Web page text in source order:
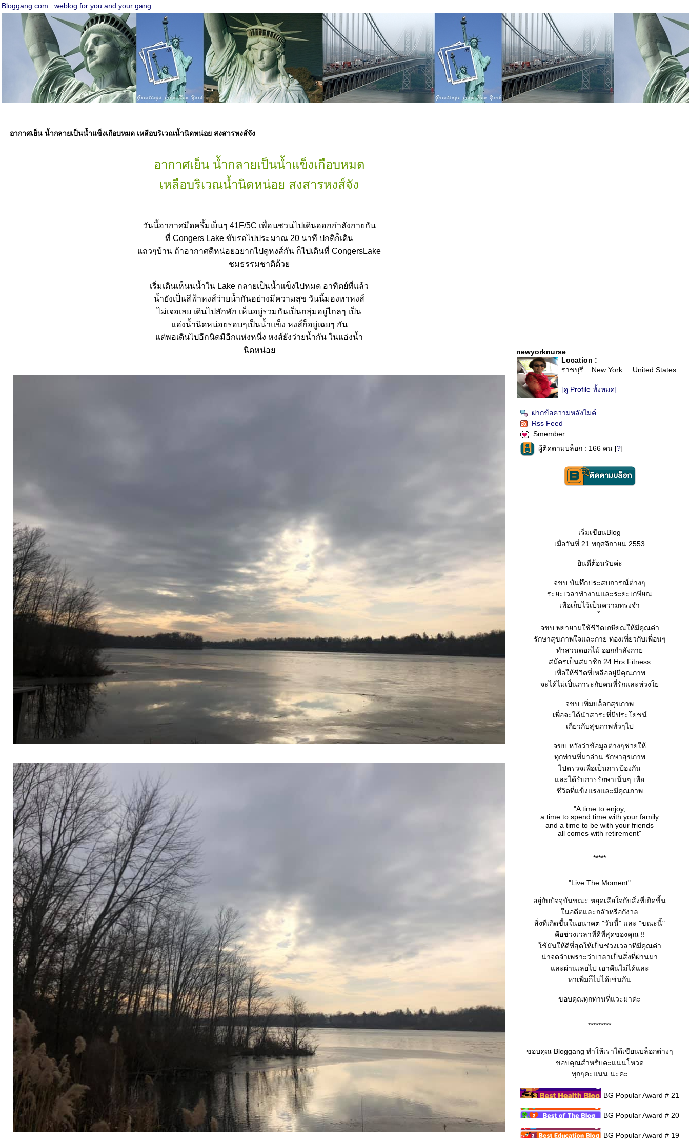
Bloggang.com : weblog for you and your gang
อากาศเย็น น้ำกลายเป็นน้ำแข็งเกือบหมด เหลือบริเวณน้ำนิดหน่อย สงสารหงส์จัง
อากาศเย็น น้ำกลายเป็นน้ำแข็งเกือบหมด
เหลือบริเวณน้ำนิดหน่อย สงสารหงส์จัง
วันนี้อากาศมืดครึ้มเย็นๆ 41F/5C เพื่อนชวนไปเดินออกกำลังกายกัน
ที่ Congers Lake ขับรถไปประมาณ 20 นาที ปกติก็เดิน
ถวๆบ้าน ถ้าอากาศดีหน่อยอยากไปดูหงส์กัน ก็ไปเดินที่ CongersLake
ชมธรรมชาติด้ว
เริ่มเดินเห็นนน้ำใน Lake กลายเป็นน้ำแข็งไปหมด อาทิตย์ที่แล้ว
น้ำยังเป็นสีฟ้าหงส์ว่ายน้ำกันอย่างมีความสุข วันนี้มองหาหงส์
ไม่เจอเลย เดินไปสักพัก เห็นอยู่รวมกันเป็นกลุ่มอยู่ไกลๆ เป็น
อ่งน้ำนิดหน่อยรอบๆเป็นน้ำแข็ง หงส์ก็อยู่เฉยๆ กัน
ต่พอเดินไปอีกนิดมีอีกแห่งหนี่ง หงส์ยังว่ายน้ำกัน ในแอ่งน้ำ
นิดหน่อ
newyorknurse
Location :
ราชบุรี .. New York ... United States
[ดู Profile ทั้งหมด]
ฝากข้อความหลังไมค์
Rss Feed
Smember
ผู้ติดตามบล็อก : 166 คน [?]
เริ่มเขียนBlog
เมื่อวันที่ 21 พฤศจิกายน 2553
ินดีต้อนรับค่ะ
จขบ.บันทึกประสบการณ์ต่างๆ
ระยะเวลาทำงานและระยะเกษียณ
เพื่อเก็บไว้เป็นความทรงจำ
จขบ.พยายามใช้ชีวิตเกษียณให้มีคุณค่า
รักษาสุขภาพใจและกาย ท่องเที่ยวกับเพื่อนๆ
ทำสวนดอกไม้ ออกกำลังกา
สมัครเป็นสมาชิก 24 Hrs Fitness
เพื่อให้ชีวิตที่เหลืออยู่มีคุณภาพ
จะได้ไม่เป็นภาระกับคนที่รักและห่วง
จขบ.เพิ่มบล็อกสุขภาพ
เพื่อจะได้นำสาระที่มีประโยชน์
เกี่ยวกับสุขภาพทั่วๆไป
จขบ.หวังว่าข้อมูลต่างๆช่วยให้
ทุกท่านที่มาอ่าน รักษาสุขภาพ
ไปตรวจเพื่อเป็นการป้องกัน
ละได้รับการรักษาเนิ่นๆ เพื่อ
ชีวิตที่แข็งแรงและมีคุณภาพ
"A time to enjoy,
a time to spend time with your family
and a time to be with your friends
all comes with retirement"
*****
"Live The Moment"
อยู่กับปัจจุบันขณะ หยุดเสียใจกับสิ่งที่เกิดขี้น
นอดีตและกลัวหรือกังวล
สิ่งทีเกิดขี้นในอนาคต "วันนี้" และ "ขณะนี้"
คือช่วงเวลาที่ดีที่สุดของคุณ !!
ช้มันให้ดีที่สุดให้เป็นช่วงเวลาทีมีคุณค่า
น่าจดจำเพราะว่าเวลาเป็นสิ่งที่ผ่านมา
ละผ่านเลยไป เอาคืนไม่ได้และ
หาเพิ่มก็ไม่ได้เช่นกัน
ขอบคุณทุกท่านที่แวะมาค่ะ
*********
ขอบคุณ Bloggang ทำให้เราได้เขียนบล็อกต่างๆ
ขอบคุณสำหรับคะแนนโหวด
ทุกๆคะแนน นะคะ
BG Popular Award # 21
BG Popular Award # 20
BG Popular Award # 19